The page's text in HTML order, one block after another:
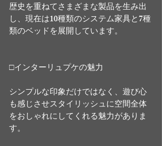
歴史を重ねてさまざまな製品を生み出
し、現在は10種類のシステム家具と7種
類のベッドを展開しています。
□インターリュプケの魅力
シンプルな印象だけではなく、遊び心
も感じさせスタイリッシュに空間全体
をおしゃれにしてくれる魅力がありま
す。